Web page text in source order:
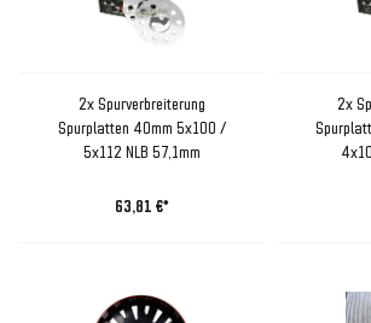
2x Spurverbreiterung
Spurplatten 40mm 5x100 /
5x112 NLB 57,1mm
63,81 €*
2x